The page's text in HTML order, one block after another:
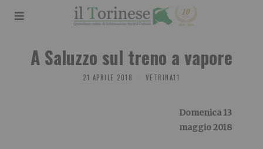
A Saluzzo sul treno a vapore
21 APRILE 2018 VETRINA11
Domenica 13
maggio 2018